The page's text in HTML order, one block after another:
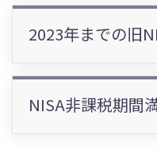
2023年までの旧
NISA非課税期間